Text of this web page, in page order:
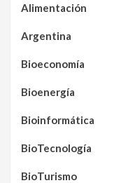
Alimentación
Argentina
Bioeconomía
Bioenergía
Bioinformática
BioTecnología
BioTurismo